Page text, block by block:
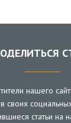
нашего
своих
статьи на